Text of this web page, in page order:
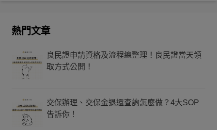
熱門文章
良民證申請資格及流程總整理！良民證當天領
取方式公開！
交保辦理、交保金退還查詢怎麼做？4大SOP
告訴你！